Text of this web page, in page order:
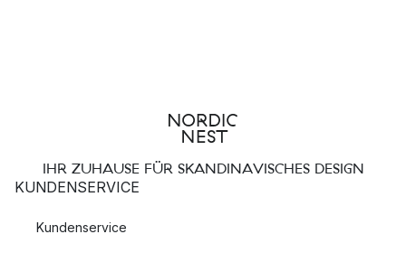
IHR ZUHAUSE FÜR SKANDINAVISCHES DESIGN
KUNDENSERVICE
Kundenservice